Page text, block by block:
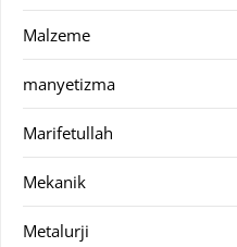
Malzeme
manyetizma
Marifetullah
Mekanik
Metalurji